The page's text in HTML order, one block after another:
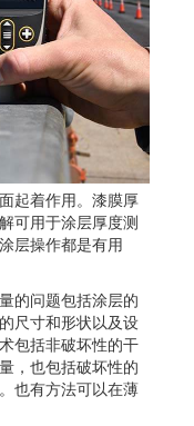
起着作用。漆膜厚
可用于涂层厚度测
层操作都是有用
的问题包括涂层的
尺寸和形状以及设
包括非破坏性的干
，也包括破坏性的
也有方法可以在薄